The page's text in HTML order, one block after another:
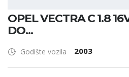
OPEL VECTRA C 1.8
DO...
Godište vozila 2003